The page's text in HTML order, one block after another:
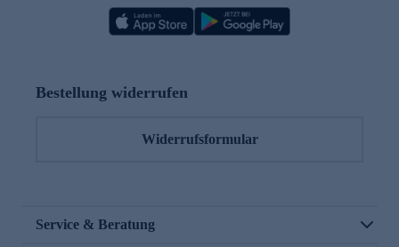
Bestellung widerrufen
Widerrufsformular
Service & Beratung